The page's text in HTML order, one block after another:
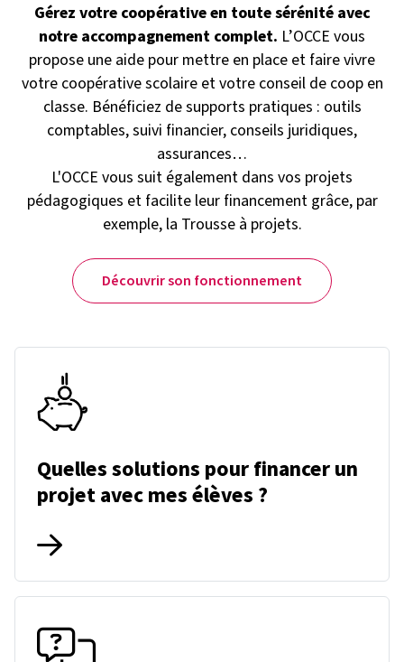
Gérez votre coopérative en toute sérénité avec
notre accompagnement complet. L’OCCE vous
propose une aide pour mettre en place et faire vivre
votre coopérative scolaire et votre conseil de coop en
classe. Bénéficiez de supports pratiques : outils
comptables, suivi financier, conseils juridiques,
assurances…
L'OCCE vous suit également dans vos projets
pédagogiques et facilite leur financement grâce, par
exemple, la Trousse à projets.
Découvrir son fonctionnement
Quelles solutions pour financer un
projet avec mes élèves ?